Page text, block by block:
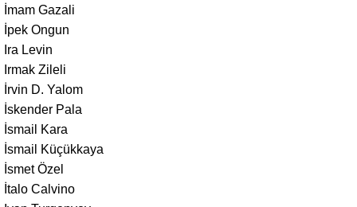
İmam Gazali
İpek Ongun
Ira Levin
Irmak Zileli
İrvin D. Yalom
İskender Pala
İsmail Kara
İsmail Küçükkaya
İsmet Özel
İtalo Calvino